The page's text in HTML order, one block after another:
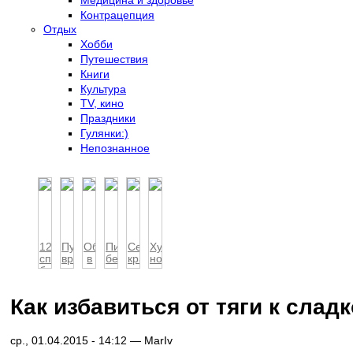
Контрацепция
Отдых
Хобби
Путешествия
Книги
Культура
TV, кино
Праздники
Гулянки:)
Непознанное
12
способов
борьбы
Пусть
вредная
привычка
Обертывания
в
домашних
Питание
беременной
женщины
Секреты
красоты
японских
Худеем,
но...
толстеем?...
Как избавиться от тяги к
ср., 01.04.2015 - 14:12 — MarIv